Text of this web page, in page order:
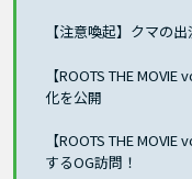
【注意喚起】クマの
【ROOTS THE
化を公開
【ROOTS THE
するOG訪問！